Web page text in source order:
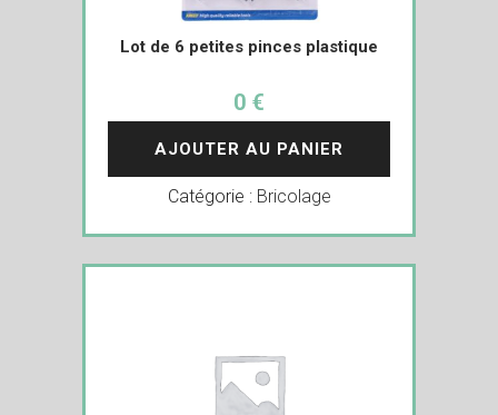
Lot de 6 petites pinces plastique
0 €
AJOUTER AU PANIER
Catégorie : Bricolage